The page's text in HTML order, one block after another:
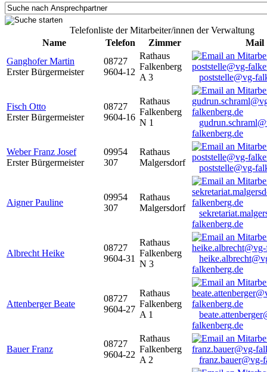
Telefonliste der Mitarbeiter/innen der Verwaltung
Name
Telefon Zimmer
Mail
Ganghofer Martin
Erster Bürgermeister
08727
9604-12
Rathaus
Falkenberg
A 3
poststelle@vg-
Fisch Otto
Erster Bürgermeister
08727
9604-16
Rathaus
Falkenberg
N 1
falkenberg.de
Weber Franz Josef
Erster Bürgermeister
09954
307
Rathaus
Malgersdorf
poststelle@vg-
Aigner Pauline
09954
307
Rathaus
Malgersdorf
falkenberg.de
Albrecht Heike
08727
9604-31
Rathaus
Falkenberg
N 3
falkenberg.de
Attenberger Beate
08727
9604-27
Rathaus
Falkenberg
A 1
falkenberg.de
Bauer Franz
08727
9604-22
Rathaus
Falkenberg
A 2
franz.bauer@vg-